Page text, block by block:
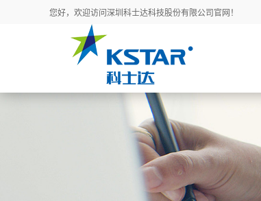
您好，欢迎访问深圳科士达科技股份有限公司官网！